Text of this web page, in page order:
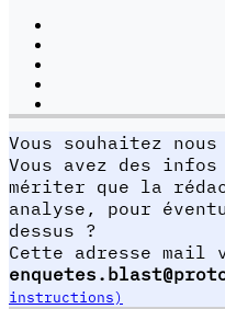
Vous souhaitez
Vous avez des
mériter que la
analyse, pour
dessus ?
Cette adresse mail
instructions)